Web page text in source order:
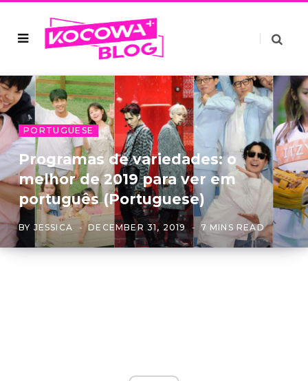
PORTUGUESE
Programas de variedades: o
melhor de 2019 para ver em
português (Portuguese)
BY JESSICA DECEMBER 31, 2019 7 MINS READ